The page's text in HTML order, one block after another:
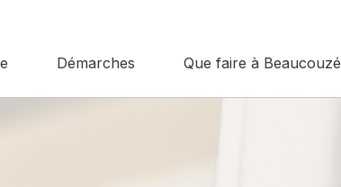
Démarches Que faire à Beaucouzé